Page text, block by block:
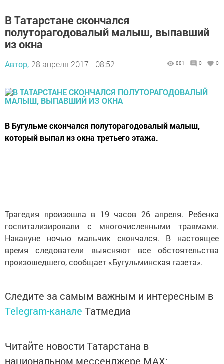
В Татарстане скончался
полуторагодовалый малыш, выпавший
из окна
Автор, 28 апреля 2017 - 08:52 881 0 0
В Бугульме скончался полуторагодовалый малыш,
который выпал из окна третьего этажа.
Трагедия произошла в 19 часов 26 апреля. Ребенка
госпитализировали с многочисленными травмами.
Накануне ночью мальчик скончался. В настоящее
время следователи выясняют все обстоятельства
произошедшего, сообщает «Бугульминская газета».
Следите за самым важным и интересным в
Telegram-канале Татмедиа
Читайте новости Татарстана в
национальном мессенджере MАХ: